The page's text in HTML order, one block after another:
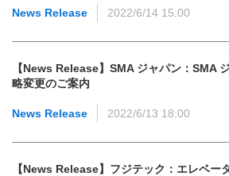
News Release 2022/6/14 15:00
【News Release】SMA ジャパン：SMA
略変更のご案内
News Release 2022/6/13 18:00
【News Release】フジテック：エレベー